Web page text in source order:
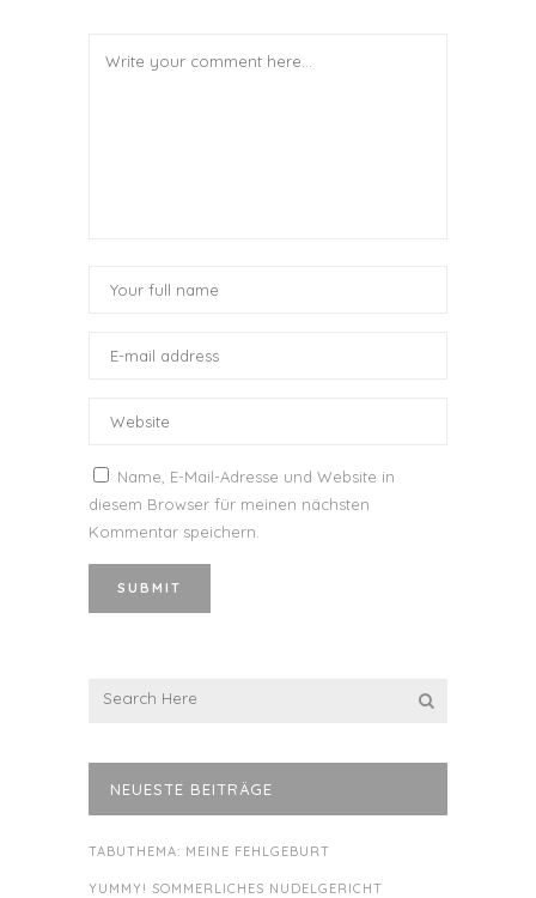
Name, E-Mail-Adresse und Website in
diesem Browser für meinen nächsten
Kommentar speichern.
NEUESTE BEITRÄGE
TABUTHEMA: MEINE FEHLGEBURT
YUMMY! SOMMERLICHES NUDELGERICHT